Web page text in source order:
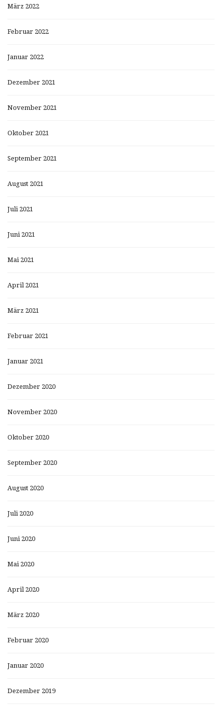
März 2022
Februar 2022
Januar 2022
Dezember 2021
November 2021
Oktober 2021
September 2021
August 2021
Juli 2021
Juni 2021
Mai 2021
April 2021
März 2021
Februar 2021
Januar 2021
Dezember 2020
November 2020
Oktober 2020
September 2020
August 2020
Juli 2020
Juni 2020
Mai 2020
April 2020
März 2020
Februar 2020
Januar 2020
Dezember 2019